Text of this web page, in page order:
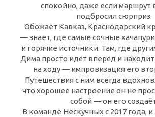
спокойно, даже если маршрут
подбросил сюрприз.
Обожает Кавказ, Краснодарский
— знает, где самые сочные
и горячие источники. Там, где
Дима просто идёт вперёд и
на ходу — импровизация его
Путешествия с ним всегда
что хорошее настроение он не
собой — он его
В команде Нескучных с 2017 года, и